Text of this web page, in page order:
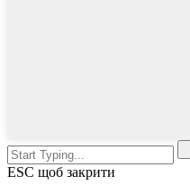
ESC щоб закрити